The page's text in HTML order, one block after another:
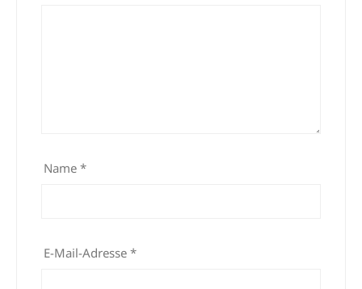
Name *
E-Mail-Adresse *